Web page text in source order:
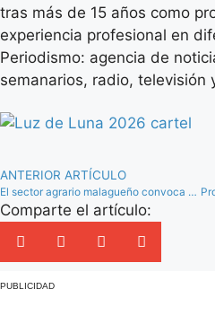
tras más de 15 años como
experiencia profesional en
Periodismo: agencia de
semanarios, radio, televisión
ANTERIOR ARTÍCULO
El sector agrario malagueño convoca una tractorada para el 3 de marzo en Antequera
Comparte el artículo:
PUBLICIDAD